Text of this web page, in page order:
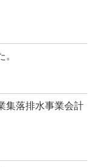
集落排水事業会計